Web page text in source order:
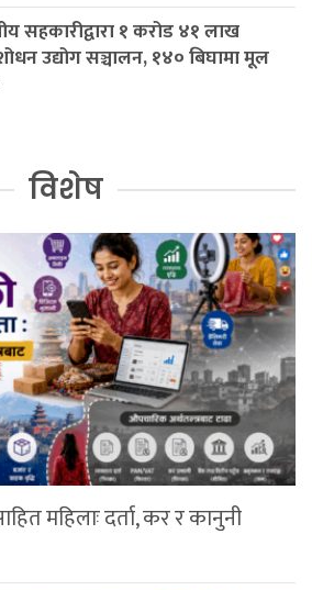
सहकारीद्वारा १ करोड ४१ लाख
उद्योग सञ्चालन, १४० बिघामा मूल
विशेष
महिलाः दर्ता, कर र कानुनी